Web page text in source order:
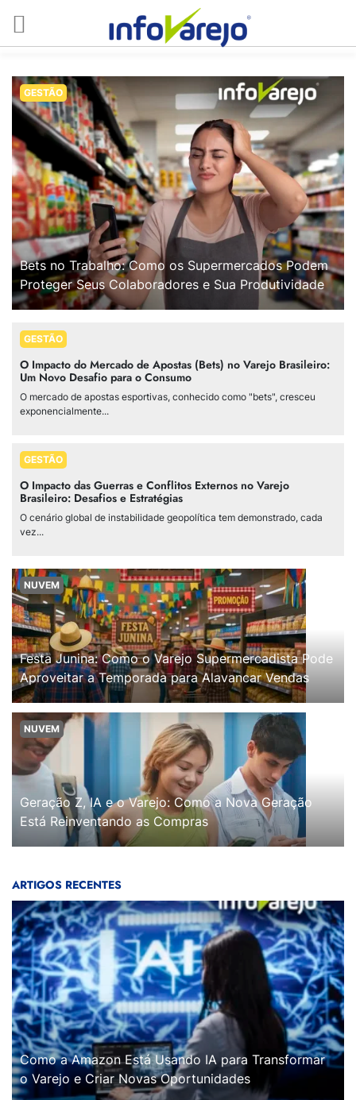
GESTÃO
Bets no Trabalho: Como os Supermercados Podem
Proteger Seus Colaboradores e Sua Produtividade
GESTÃO
O Impacto do Mercado de Apostas (Bets) no Varejo Brasileiro:
Um Novo Desafio para o Consumo
O mercado de apostas esportivas, conhecido como "bets", cresceu
exponencialmente...
GESTÃO
O Impacto das Guerras e Conflitos Externos no Varejo
Brasileiro: Desafios e Estratégias
O cenário global de instabilidade geopolítica tem demonstrado, cada
vez...
NUVEM
Festa Junina: Como o Varejo Supermercadista Pode
Aproveitar a Temporada para Alavancar Vendas
NUVEM
Geração Z, IA e o Varejo: Como a Nova Geração
Está Reinventando as Compras
ARTIGOS RECENTES
Como a Amazon Está Usando IA para Transformar
o Varejo e Criar Novas Oportunidades